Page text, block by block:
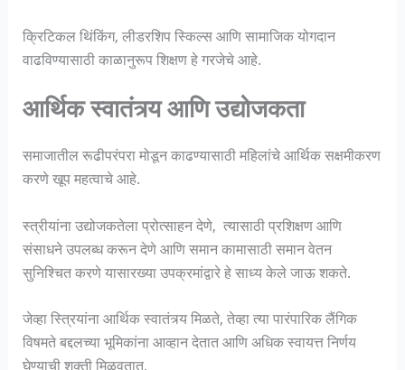
क्रिटिकल थिंकिंग, लीडरशिप स्किल्स आणि सामाजिक योगदान
वाढविण्यासाठी काळानुरूप शिक्षण हे गरजेचे आहे.
आर्थिक स्वातंत्र्य आणि उद्योजकता
समाजातील रूढीपरंपरा मोडून काढण्यासाठी महिलांचे आर्थिक सक्षमीकरण
करणे खूप महत्वाचे आहे.
स्त्रीयांना उद्योजकतेला प्रोत्साहन देणे, त्यासाठी प्रशिक्षण आणि
संसाधने उपलब्ध करून देणे आणि समान कामासाठी समान वेतन
सुनिश्चित करणे यासारख्या उपक्रमांद्वारे हे साध्य केले जाऊ शकते.
जेव्हा स्त्रियांना आर्थिक स्वातंत्र्य मिळते, तेव्हा त्या पारंपारिक लैंगिक
विषमते बद्दलच्या भूमिकांना आव्हान देतात आणि अधिक स्वायत्त निर्णय
घेण्याची शक्ती मिळवतात.